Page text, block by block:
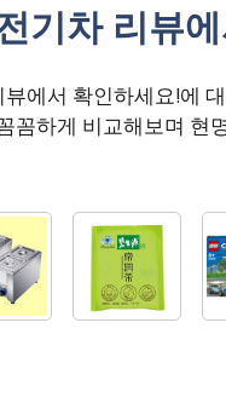
기차 리뷰
에서 확인하세요!에
꼼하게 비교해보며 현